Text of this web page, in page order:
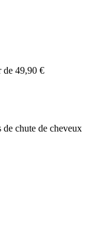
de 49,90 €
de chute de cheveux